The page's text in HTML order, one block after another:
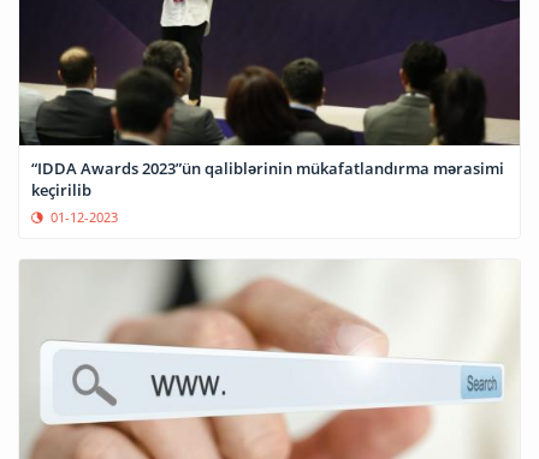
“IDDA Awards 2023”ün qaliblərinin mükafatlandırma mərasimi
keçirilib
01-12-2023